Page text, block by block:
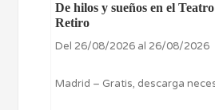
De hilos y sueños en el
Retiro
Del 26/08/2026 al 26/08/2026
Madrid – Gratis, descarga